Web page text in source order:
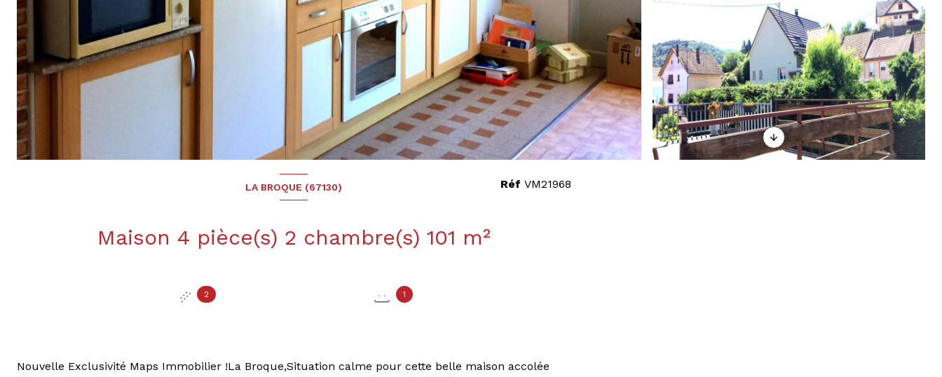
LA BROQUE (67130)
Maison 4 pièce(s) 2 chambre(s) 101 m²
2 1
Réf VM21968
Nouvelle Exclusivité Maps Immobilier !La Broque,Situation calme pour cette belle maison accolée